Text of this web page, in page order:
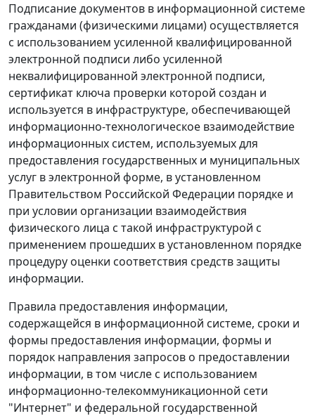
Подписание документов в информационной системе
гражданами (физическими лицами) осуществляется
с использованием усиленной квалифицированной
электронной подписи либо усиленной
неквалифицированной электронной подписи,
сертификат ключа проверки которой создан и
используется в инфраструктуре, обеспечивающей
информационно-технологическое взаимодействие
информационных систем, используемых для
предоставления государственных и муниципальных
услуг в электронной форме, в установленном
Правительством Российской Федерации порядке и
при условии организации взаимодействия
физического лица с такой инфраструктурой с
применением прошедших в установленном порядке
процедуру оценки соответствия средств защиты
информации.
Правила предоставления информации,
содержащейся в информационной системе, сроки и
формы предоставления информации, формы и
порядок направления запросов о предоставлении
информации, в том числе с использованием
информационно-телекоммуникационной сети
"Интернет" и федеральной государственной